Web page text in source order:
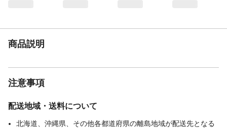
商品説明
注意事項
配送地域・送料について
北海道、沖縄県、その他各都道府県の離島地域が配送先となる